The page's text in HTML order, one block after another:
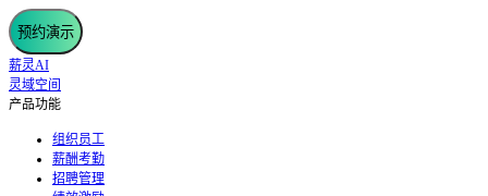
预约演示
薪灵AI
灵域空间
产品功能
组织员工
薪酬考勤
招聘管理